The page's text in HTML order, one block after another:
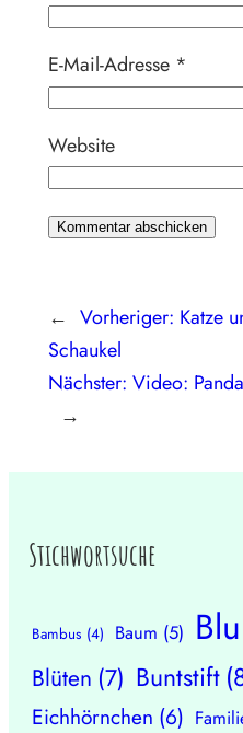
E-Mail-Adresse *
Website
← Vorheriger: Katze
Schaukel
Nächster: Video:
→
Stichwortsuche
Bambus (4) Baum (5)
Blüten (7) Buntstift
Eichhörnchen (6)